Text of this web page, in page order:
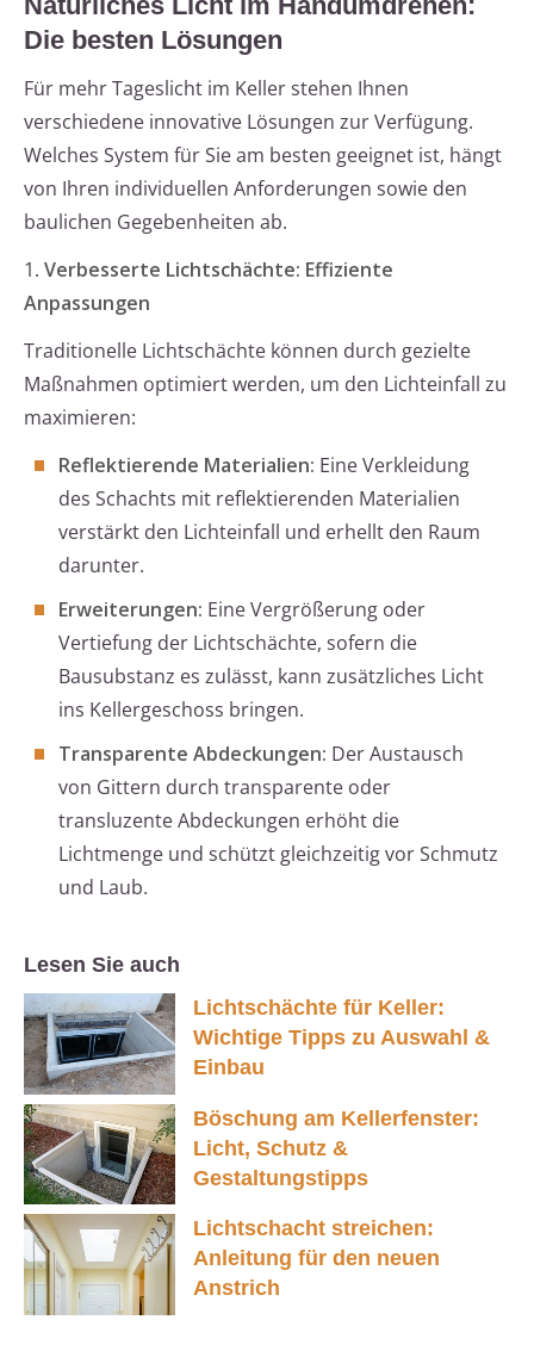
Die besten Lösungen
Für mehr Tageslicht im Keller stehen Ihnen
verschiedene innovative Lösungen zur Verfügung.
Welches System für Sie am besten geeignet ist, hängt
von Ihren individuellen Anforderungen sowie den
baulichen Gegebenheiten ab.
1. Verbesserte Lichtschächte: Effiziente
Anpassungen
Traditionelle Lichtschächte können durch gezielte
Maßnahmen optimiert werden, um den Lichteinfall zu
maximieren:
Reflektierende Materialien: Eine Verkleidung
des Schachts mit reflektierenden Materialien
verstärkt den Lichteinfall und erhellt den Raum
darunter.
Erweiterungen: Eine Vergrößerung oder
Vertiefung der Lichtschächte, sofern die
Bausubstanz es zulässt, kann zusätzliches Licht
ins Kellergeschoss bringen.
Transparente Abdeckungen: Der Austausch
von Gittern durch transparente oder
transluzente Abdeckungen erhöht die
Lichtmenge und schützt gleichzeitig vor Schmutz
und Laub.
Lesen Sie auch
Lichtschächte für Keller:
Wichtige Tipps zu Auswahl &
Einbau
Böschung am Kellerfenster:
Licht, Schutz &
Gestaltungstipps
Lichtschacht streichen:
Anleitung für den neuen
Anstrich